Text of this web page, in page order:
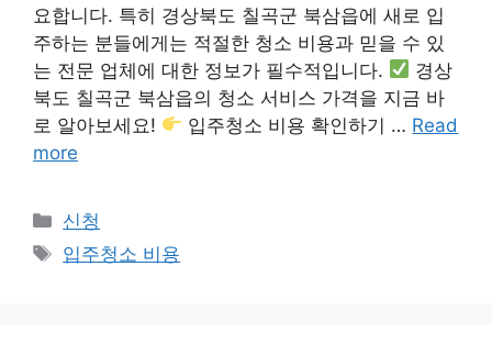
요합니다. 특히 경상북도 칠곡군 북삼읍에 새로 입
주하는 분들에게는 적절한 청소 비용과 믿을 수 있
는 전문 업체에 대한 정보가 필수적입니다.
경상
북도 칠곡군 북삼읍의 청소 서비스 가격을 지금 바
로 알아보세요!
입주청소 비용 확인하기 … Read
more
Categories
신청
Tags
입주청소 비용